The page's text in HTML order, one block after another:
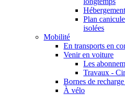
Plan
isolées
Mobilité
En transports en
Venir en voiture
Les
Travaux -
Bornes de
À vélo